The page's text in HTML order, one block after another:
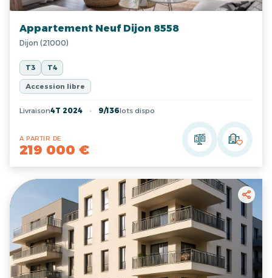
Appartement Neuf Dijon 8558
Dijon (21000)
T3 T4
Accession libre
Livraison4T 2024 9/136lots dispo
A PARTIR DE
219 000 €